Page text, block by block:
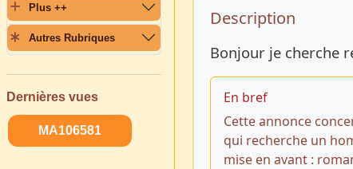
Plus ++
Autres Rubriques
Dernières vues
MA106581
Description
Description
Bonjour je cherche
En bref
Cette annonce
qui recherche un
mise en avant :